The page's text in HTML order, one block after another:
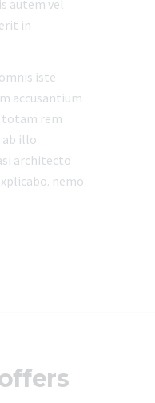
autem vel
in
iste
accusantium
totam rem
ab illo
architecto
nemo